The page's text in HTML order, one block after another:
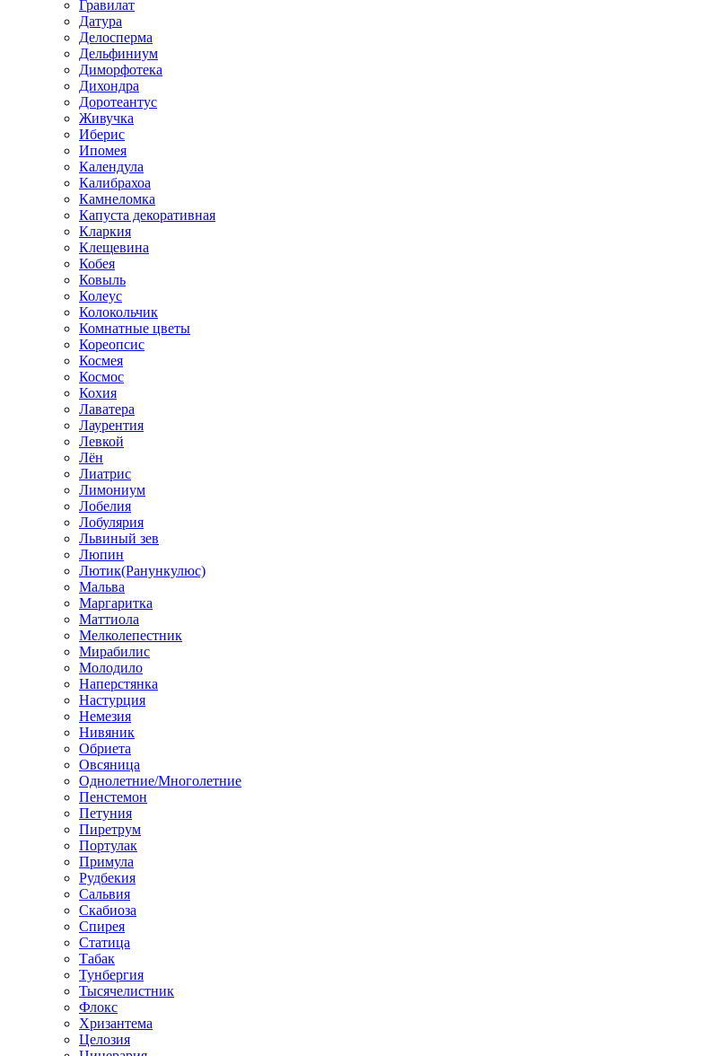
Гравилат
Датура
Делосперма
Дельфиниум
Диморфотека
Дихондра
Доротеантус
Живучка
Иберис
Ипомея
Календула
Калибрахоа
Камнеломка
Капуста декоративная
Кларкия
Клещевина
Кобея
Ковыль
Колеус
Колокольчик
Комнатные цветы
Кореопсис
Космея
Космос
Кохия
Лаватера
Лаурентия
Левкой
Лён
Лиатрис
Лимониум
Лобелия
Лобулярия
Львиный зев
Люпин
Лютик(Ранункулюс)
Мальва
Маргаритка
Маттиола
Мелколепестник
Мирабилис
Молодило
Наперстянка
Настурция
Немезия
Нивяник
Обриета
Овсяница
Однолетние/Многолетние
Пенстемон
Петуния
Пиретрум
Портулак
Примула
Рудбекия
Сальвия
Скабиоза
Спирея
Статица
Табак
Тунбергия
Тысячелистник
Флокс
Хризантема
Целозия